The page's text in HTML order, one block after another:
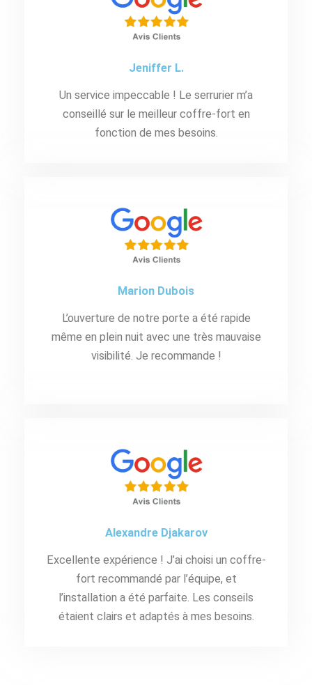
Jeniffer L.
Un service impeccable ! Le serrurier m’a
conseillé sur le meilleur coffre-fort en
fonction de mes besoins.
Marion Dubois
L’ouverture de notre porte a été rapide
même en plein nuit avec une très mauvaise
visibilité. Je recommande !
Alexandre Djakarov
Excellente expérience ! J’ai choisi un coffre-
fort recommandé par l’équipe, et
l’installation a été parfaite. Les conseils
étaient clairs et adaptés à mes besoins.